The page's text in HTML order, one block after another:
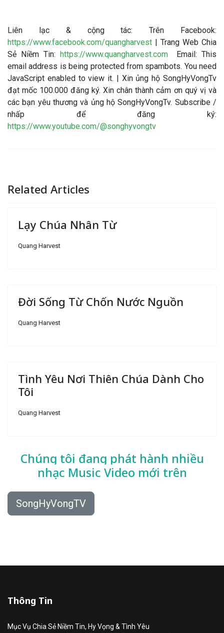
Liên lạc & cộng tác: Trên Facebook:
https://www.facebook.com/quangharvest | Trang Web Chia
Sẻ Niềm Tin: https://www.quangharvest.comEmail: This
email address is being protected from spambots. You need
JavaScript enabled to view it. | Xin ủng hộ SongHyVongTv
đạt mốc 100.000 đăng ký. Xin chân thành cảm ơn quý vị và
các bạn yêu thương và ủng hộ SongHyVongTv. Subscribe /
nhấp để đăng ký:
https://www.youtube.com/@songhyvongtv
Related Articles
Lạy Chúa Nhân Từ
Quang Harvest
Đời Sống Từ Chốn Nước Nguồn
Quang Harvest
Tình Yêu Nơi Thiên Chúa Dành Cho
Tôi
Quang Harvest
Chúng tôi đang phát hành nhiều
nhạc Music Video mới trên
SongHyVongTV
Thông Tin
Mục Vụ Chia Sẻ Niềm Tin, Hy Vọng & Tình Yêu